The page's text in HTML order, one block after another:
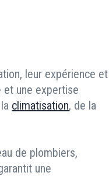
leur expérience et
et une expertise
climatisation, de la
de plombiers,
une